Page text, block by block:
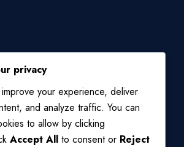
privacy
your experience, deliver
and analyze traffic. You can
to allow by clicking
Accept All to consent or Reject